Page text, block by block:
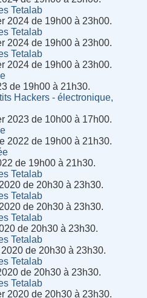
Tetalab
2024 de 19h00 à 23h00.
Tetalab
2024 de 19h00 à 23h00.
Tetalab
2024 de 19h00 à 23h00.
de 19h00 à 21h30.
Hackers - électronique,
2023 de 10h00 à 17h00.
2022 de 19h00 à 21h30.
de 19h00 à 21h30.
Tetalab
de 20h30 à 23h30.
Tetalab
de 20h30 à 23h30.
Tetalab
de 20h30 à 23h30.
Tetalab
de 20h30 à 23h30.
Tetalab
de 20h30 à 23h30.
Tetalab
2020 de 20h30 à 23h30.